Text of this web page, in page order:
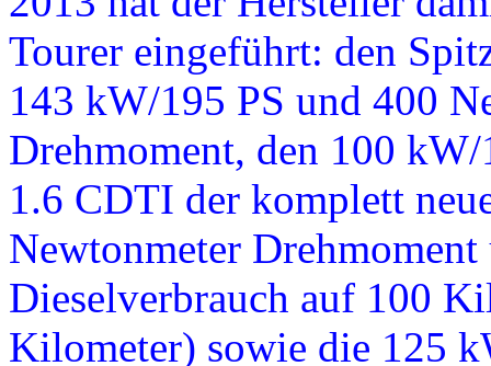
Tourer eingeführt: den
143 kW/195 PS und 400
Drehmoment, den 100
1.6 CDTI der komplett
Newtonmeter
Dieselverbrauch auf 100
Kilometer) sowie die 125